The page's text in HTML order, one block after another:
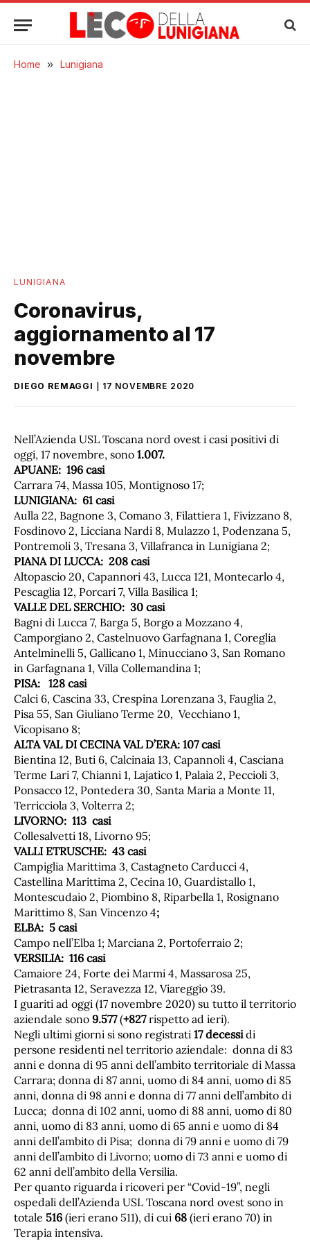
Home » Lunigiana
LUNIGIANA
Coronavirus,
aggiornamento al 17
novembre
DIEGO REMAGGI 17 NOVEMBRE 2020
Nell’Azienda USL Toscana nord ovest i casi positivi di
oggi, 17 novembre, sono 1.007.
APUANE: 196 casi
Carrara 74, Massa 105, Montignoso 17;
LUNIGIANA: 61 casi
Aulla 22, Bagnone 3, Comano 3, Filattiera 1, Fivizzano 8,
Fosdinovo 2, Licciana Nardi 8, Mulazzo 1, Podenzana 5,
Pontremoli 3, Tresana 3, Villafranca in Lunigiana 2;
PIANA DI LUCCA: 208 casi
Altopascio 20, Capannori 43, Lucca 121, Montecarlo 4,
Pescaglia 12, Porcari 7, Villa Basilica 1;
VALLE DEL SERCHIO: 30 casi
Bagni di Lucca 7, Barga 5, Borgo a Mozzano 4,
Camporgiano 2, Castelnuovo Garfagnana 1, Coreglia
Antelminelli 5, Gallicano 1, Minucciano 3, San Romano
in Garfagnana 1, Villa Collemandina 1;
PISA: 128 casi
Calci 6, Cascina 33, Crespina Lorenzana 3, Fauglia 2,
Pisa 55, San Giuliano Terme 20, Vecchiano 1,
Vicopisano 8;
ALTA VAL DI CECINA VAL D’ERA: 107 casi
Bientina 12, Buti 6, Calcinaia 13, Capannoli 4, Casciana
Terme Lari 7, Chianni 1, Lajatico 1, Palaia 2, Peccioli 3,
Ponsacco 12, Pontedera 30, Santa Maria a Monte 11,
Terricciola 3, Volterra 2;
LIVORNO: 113 casi
Collesalvetti 18, Livorno 95;
VALLI ETRUSCHE: 43 casi
Campiglia Marittima 3, Castagneto Carducci 4,
Castellina Marittima 2, Cecina 10, Guardistallo 1,
Montescudaio 2, Piombino 8, Riparbella 1, Rosignano
Marittimo 8, San Vincenzo 4;
ELBA: 5 casi
Campo nell’Elba 1; Marciana 2, Portoferraio 2;
VERSILIA: 116 casi
Camaiore 24, Forte dei Marmi 4, Massarosa 25,
Pietrasanta 12, Seravezza 12, Viareggio 39.
I guariti ad oggi (17 novembre 2020) su tutto il territorio
aziendale sono 9.577(+827rispetto ad ieri).
Negli ultimi giorni si sono registrati 17 decessidi
persone residenti nel territorio aziendale: donna di 83
anni e donna di 95 anni dell’ambito territoriale di Massa
Carrara; donna di 87 anni, uomo di 84 anni, uomo di 85
anni, donna di 98 anni e donna di 77 anni dell’ambito di
Lucca; donna di 102 anni, uomo di 88 anni, uomo di 80
anni, uomo di 83 anni, uomo di 65 anni e uomo di 84
anni dell’ambito di Pisa; donna di 79 anni e uomo di 79
anni dell’ambito di Livorno; uomo di 73 anni e uomo di
62 anni dell’ambito della Versilia.
Per quanto riguarda i ricoveri per “Covid-19”, negli
ospedali dell’Azienda USL Toscana nord ovest sono in
totale 516 (ieri erano 511), di cui 68 (ieri erano 70) in
Terapia intensiva.